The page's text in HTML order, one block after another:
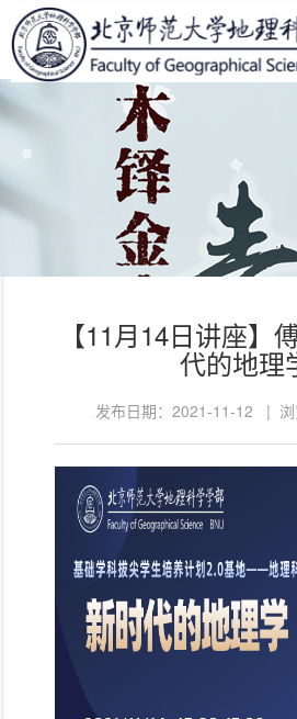
【11月14日讲座】
代的地理
发布日期：2021-11-12 | 浏